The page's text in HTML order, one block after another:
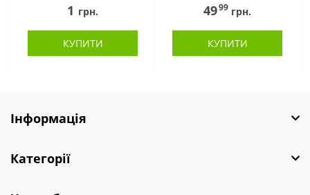
1 грн.
КУПИТИ
4999 грн.
КУПИТИ
Інформація
Категорії